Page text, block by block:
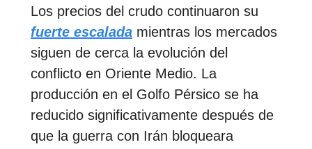
Los precios del crudo continuaron su
fuerte escalada mientras los mercados
siguen de cerca la evolución del
conflicto en Oriente Medio. La
producción en el Golfo Pérsico se ha
reducido significativamente después de
que la guerra con Irán bloqueara